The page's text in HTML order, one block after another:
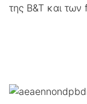
της Β&Τ και των